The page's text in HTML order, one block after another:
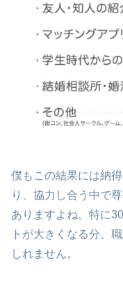
僕もこの結果には納
り、協力し合う中で
ありますよね。特に
トが大きくなる分、
しれません。